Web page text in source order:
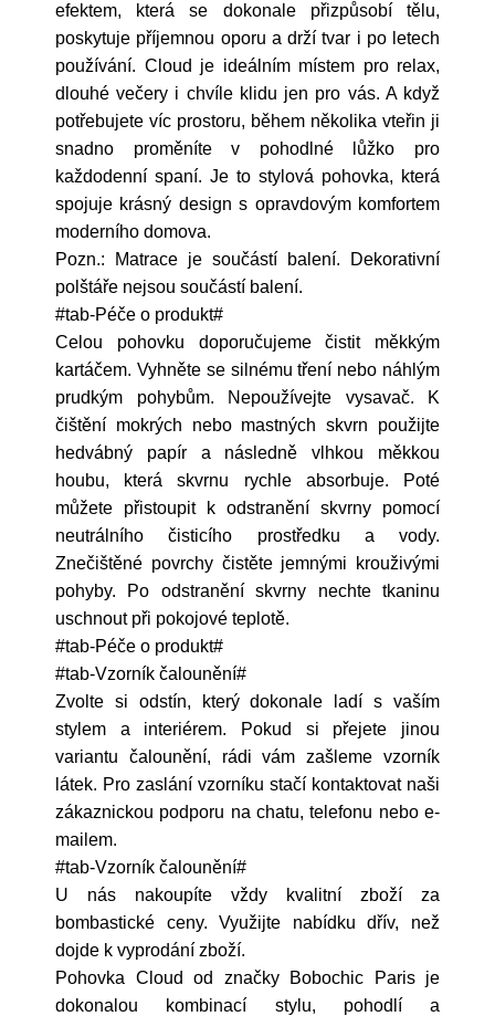
efektem, která se dokonale přizpůsobí tělu,
poskytuje příjemnou oporu a drží tvar i po letech
používání. Cloud je ideálním místem pro relax,
dlouhé večery i chvíle klidu jen pro vás. A když
potřebujete víc prostoru, během několika vteřin ji
snadno proměníte v pohodlné lůžko pro
každodenní spaní. Je to stylová pohovka, která
spojuje krásný design s opravdovým komfortem
moderního domova.
Pozn.: Matrace je součástí balení. Dekorativní
polštáře nejsou součástí balení.
#tab-Péče o produkt#
Celou pohovku doporučujeme čistit měkkým
kartáčem. Vyhněte se silnému tření nebo náhlým
prudkým pohybům. Nepoužívejte vysavač. K
čištění mokrých nebo mastných skvrn použijte
hedvábný papír a následně vlhkou měkkou
houbu, která skvrnu rychle absorbuje. Poté
můžete přistoupit k odstranění skvrny pomocí
neutrálního čisticího prostředku a vody.
Znečištěné povrchy čistěte jemnými krouživými
pohyby. Po odstranění skvrny nechte tkaninu
uschnout při pokojové teplotě.
#tab-Péče o produkt#
#tab-Vzorník čalounění#
Zvolte si odstín, který dokonale ladí s vaším
stylem a interiérem. Pokud si přejete jinou
variantu čalounění, rádi vám zašleme vzorník
látek. Pro zaslání vzorníku stačí kontaktovat naši
zákaznickou podporu na chatu, telefonu nebo e-
mailem.
#tab-Vzorník čalounění#
U nás nakoupíte vždy kvalitní zboží za
bombastické ceny. Využijte nabídku dřív, než
dojde k vyprodání zboží.
Pohovka Cloud od značky Bobochic Paris je
dokonalou kombinací stylu, pohodlí a